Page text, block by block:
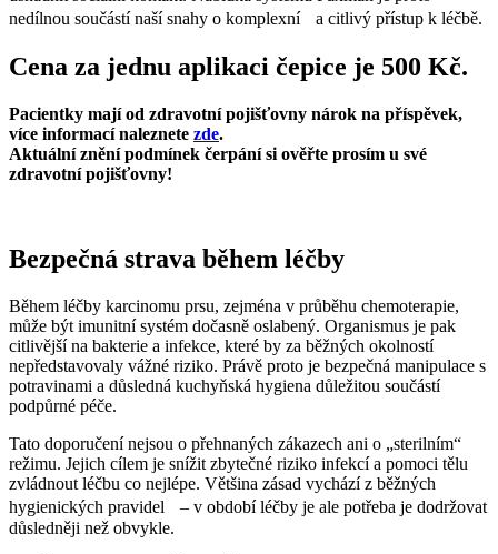
nedílnou součástí naší snahy o komplexní a citlivý přístup k léčbě.
Cena za jednu aplikaci čepice je 500 Kč.
Pacientky mají od zdravotní pojišťovny nárok na příspěvek,
více informací naleznete zde.
Aktuální znění podmínek čerpání si ověřte prosím u své
zdravotní pojišťovny!
Bezpečná strava během léčby
Během léčby karcinomu prsu, zejména v průběhu chemoterapie,
může být imunitní systém dočasně oslabený. Organismus je pak
citlivější na bakterie a infekce, které by za běžných okolností
nepředstavovaly vážné riziko. Právě proto je bezpečná manipulace s
potravinami a důsledná kuchyňská hygiena důležitou součástí
podpůrné péče.
Tato doporučení nejsou o přehnaných zákazech ani o „sterilním“
režimu. Jejich cílem je snížit zbytečné riziko infekcí a pomoci tělu
zvládnout léčbu co nejlépe. Většina zásad vychází z běžných
hygienických pravidel – v období léčby je ale potřeba je dodržovat
důsledněji než obvykle.